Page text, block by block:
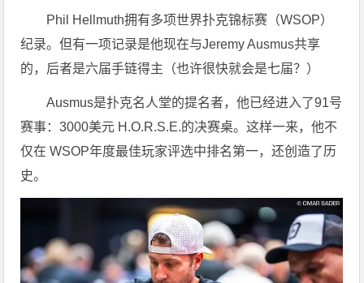
Phil Hellmuth拥有多项世界扑克锦标赛（WSOP）
纪录。但有一项记录是他现在与Jeremy Ausmus共享
的，后者是六届手链得主（也许很快就会是七届？）
Ausmus是扑克名人堂的提名者，他已经进入了91号
赛事：3000美元 H.O.R.S.E.的决赛桌。这样一来，他不
仅在 WSOP年度最佳玩家评选中排名第一，还创造了历
史。